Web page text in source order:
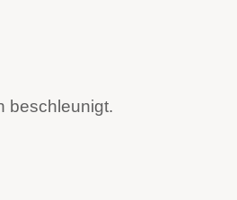
beschleunigt.